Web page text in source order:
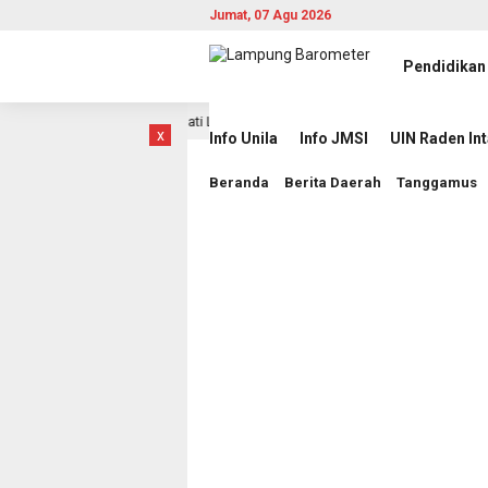
Jumat, 07 Agu 2026
Pendidikan
Info Unila Info JMSI UIN Raden
x
Laga Hidup Mati Lawan Singapura
Beranda Berita Daerah Tanggamus